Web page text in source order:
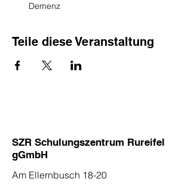
Demenz
Teile diese Veranstaltung
SZR Schulungszentrum Rureifel
gGmbH
Am Ellernbusch 18-20